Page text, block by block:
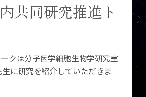
共同研究推進ト
クは分子医学細胞生物学研究室
に研究を紹介していただきま